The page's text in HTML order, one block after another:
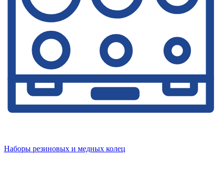
Наборы резиновых и медных колец